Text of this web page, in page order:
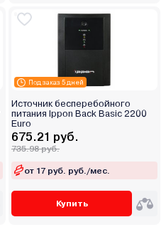
Под заказ 5 дней
Источник бесперебойного
питания Ippon Back Basic 2200
Euro
675.21 руб.
735.98 руб.
от 17 руб. руб./мес.
Купить